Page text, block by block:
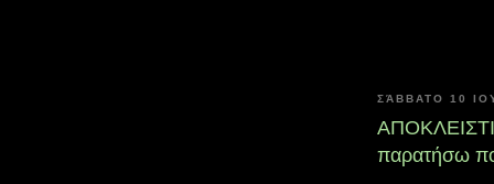
ΣΆΒΒΑΤΟ 10
παρατήσω